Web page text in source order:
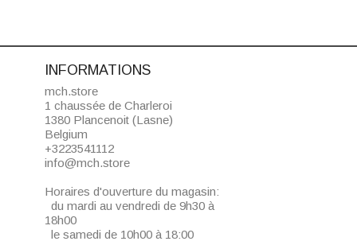
INFORMATIONS
mch.store
1 chaussée de Charleroi
1380 Plancenoit (Lasne)
Belgium
+3223541112
info@mch.store
Horaires d'ouverture du magasin:
du mardi au vendredi de 9h30 à
18h00
le samedi de 10h00 à 18:00